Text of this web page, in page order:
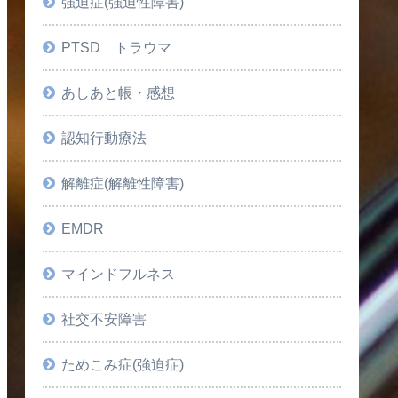
PTSD トラウマ
あしあと帳・感想
認知行動療法
解離症(解離性障害)
EMDR
マインドフルネス
社交不安障害
ためこみ症(強迫症)